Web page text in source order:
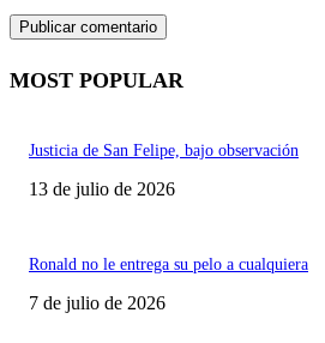
MOST POPULAR
Justicia de San Felipe, bajo observación
13 de julio de 2026
Ronald no le entrega su pelo a cualquiera
7 de julio de 2026